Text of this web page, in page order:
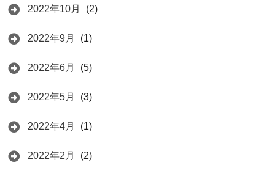
2022年10月 (2)
2022年9月 (1)
2022年6月 (5)
2022年5月 (3)
2022年4月 (1)
2022年2月 (2)